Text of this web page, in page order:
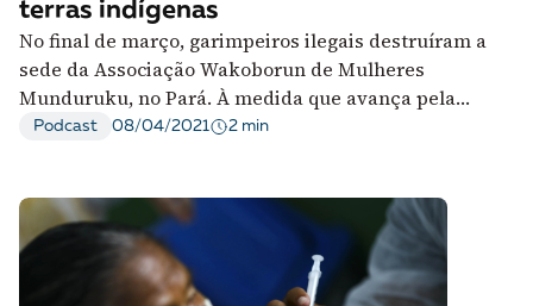
terras indígenas
No final de março, garimpeiros ilegais destruíram a
sede da Associação Wakoborun de Mulheres
Munduruku, no Pará. À medida que avança pela
região, garimpo deixa rastro de destruição
Podcast 08/04/2021 2 min